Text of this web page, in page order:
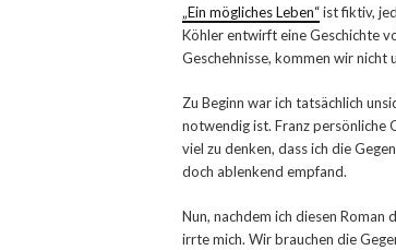
„Ein mögliches Leben“ist fiktiv,
Köhler entwirft eine Geschichte
Geschehnisse, kommen wir nicht
Zu Beginn war ich tatsächlich
notwendig ist. Franz persönliche
viel zu denken, dass ich die
doch ablenkend empfand.
Nun, nachdem ich diesen Roman
irrte mich. Wir brauchen die